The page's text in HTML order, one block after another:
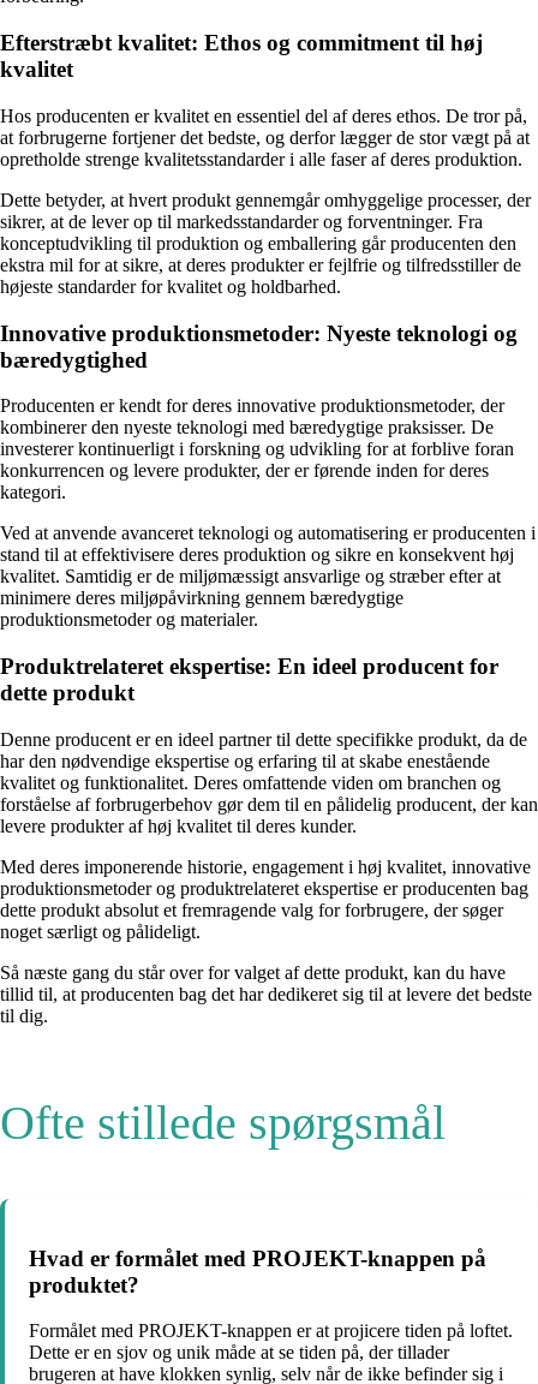
Efterstræbt kvalitet: Ethos og commitment til høj
kvalitet
Hos producenten er kvalitet en essentiel del af deres ethos. De tror på,
at forbrugerne fortjener det bedste, og derfor lægger de stor vægt på at
opretholde strenge kvalitetsstandarder i alle faser af deres produktion.
Dette betyder, at hvert produkt gennemgår omhyggelige processer, der
sikrer, at de lever op til markedsstandarder og forventninger. Fra
konceptudvikling til produktion og emballering går producenten den
ekstra mil for at sikre, at deres produkter er fejlfrie og tilfredsstiller de
højeste standarder for kvalitet og holdbarhed.
Innovative produktionsmetoder: Nyeste teknologi og
bæredygtighed
Producenten er kendt for deres innovative produktionsmetoder, der
kombinerer den nyeste teknologi med bæredygtige praksisser. De
investerer kontinuerligt i forskning og udvikling for at forblive foran
konkurrencen og levere produkter, der er førende inden for deres
kategori.
Ved at anvende avanceret teknologi og automatisering er producenten i
stand til at effektivisere deres produktion og sikre en konsekvent høj
kvalitet. Samtidig er de miljømæssigt ansvarlige og stræber efter at
minimere deres miljøpåvirkning gennem bæredygtige
produktionsmetoder og materialer.
Produktrelateret ekspertise: En ideel producent for
dette produkt
Denne producent er en ideel partner til dette specifikke produkt, da de
har den nødvendige ekspertise og erfaring til at skabe enestående
kvalitet og funktionalitet. Deres omfattende viden om branchen og
forståelse af forbrugerbehov gør dem til en pålidelig producent, der kan
levere produkter af høj kvalitet til deres kunder.
Med deres imponerende historie, engagement i høj kvalitet, innovative
produktionsmetoder og produktrelateret ekspertise er producenten bag
dette produkt absolut et fremragende valg for forbrugere, der søger
noget særligt og pålideligt.
Så næste gang du står over for valget af dette produkt, kan du have
tillid til, at producenten bag det har dedikeret sig til at levere det bedste
til dig.
Ofte stillede spørgsmål
Hvad er formålet med PROJEKT-knappen på
produktet?
Formålet med PROJEKT-knappen er at projicere tiden på loftet.
Dette er en sjov og unik måde at se tiden på, der tillader
brugeren at have klokken synlig, selv når de ikke befinder sig i